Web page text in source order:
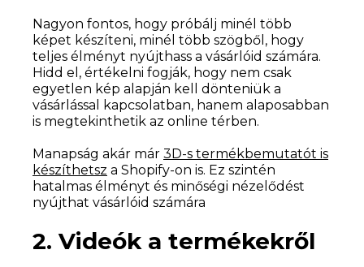
Nagyon fontos, hogy próbálj minél több
képet készíteni, minél több szögből, hogy
teljes élményt nyújthass a vásárlóid számára.
Hidd el, értékelni fogják, hogy nem csak
egyetlen kép alapján kell dönteniük a
vásárlással kapcsolatban, hanem alaposabban
is megtekinthetik az online térben.
Manapság akár már 3D-s termékbemutatót is
készíthetsz a Shopify-on is. Ez szintén
hatalmas élményt és minőségi nézelődést
nyújthat vásárlóid számára
2. Videók a termékekről